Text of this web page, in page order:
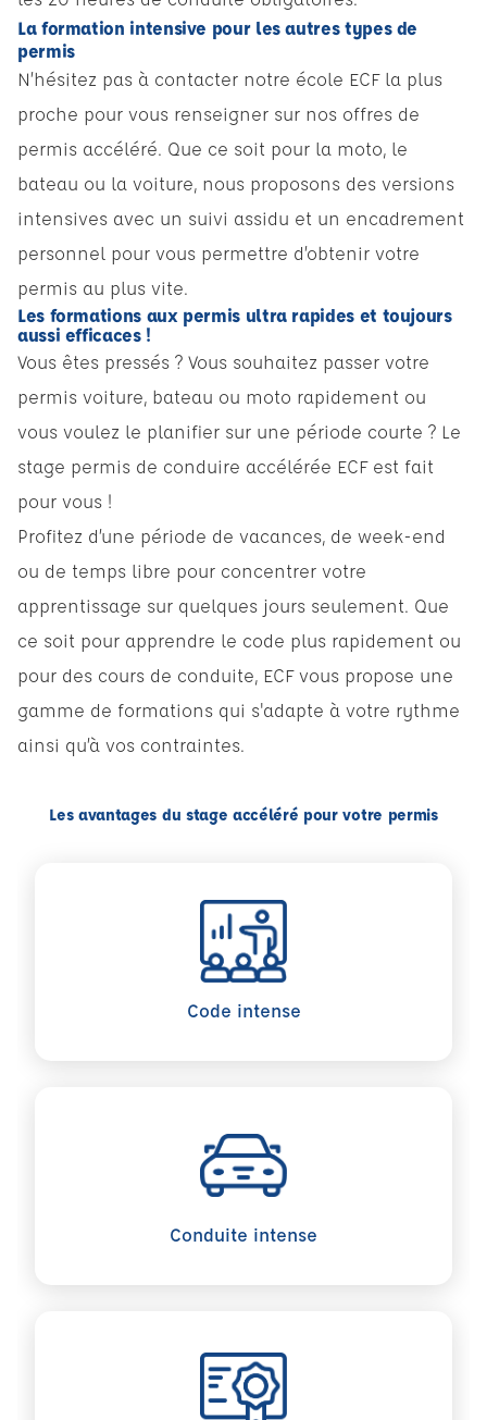
La formation intensive pour les autres types de
permis
N’hésitez pas à contacter notre école ECF la plus
proche pour vous renseigner sur nos offres de
permis accéléré. Que ce soit pour la moto, le
bateau ou la voiture, nous proposons des versions
intensives avec un suivi assidu et un encadrement
personnel pour vous permettre d’obtenir votre
permis au plus vite.
Les formations aux permis ultra rapides et toujours
aussi efficaces !
Vous êtes pressés ? Vous souhaitez passer votre
permis voiture, bateau ou moto rapidement ou
vous voulez le planifier sur une période courte ? Le
stage permis de conduire accélérée ECF est fait
pour vous !
Profitez d’une période de vacances, de week-end
ou de temps libre pour concentrer votre
apprentissage sur quelques jours seulement. Que
ce soit pour apprendre le code plus rapidement ou
pour des cours de conduite, ECF vous propose une
gamme de formations qui s'adapte à votre rythme
ainsi qu’à vos contraintes.
Les avantages du stage accéléré pour votre permis
Code intense
Conduite intense